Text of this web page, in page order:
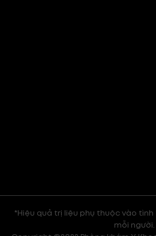
*Hiệu quả trị liệu phụ thuộc vào
mỗi người.